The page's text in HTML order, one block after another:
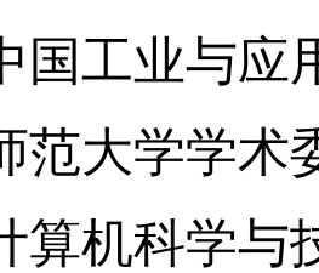
国工业与应
范大学学术
算机科学与